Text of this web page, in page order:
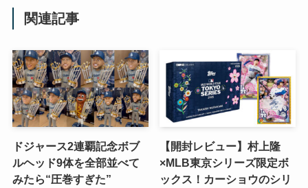
関連記事
ドジャース2連覇記念ボブ
ルヘッド9体を全部並べて
みたら“圧巻すぎた”
【開封レビュー】村上隆
×MLB東京シリーズ限定ボ
ックス！カーショウのシリ